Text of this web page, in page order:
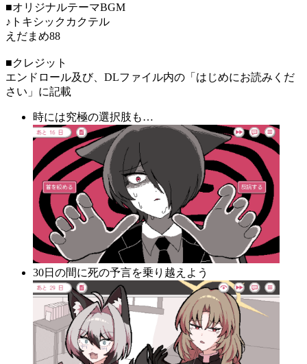
■オリジナルテーマBGM
♪トキシックカクテル
えだまめ88
■クレジット
エンドロール及び、DLファイル内の「はじめにお読みくだ
さい」に記載
時には究極の選択肢も…
30日の間に死の予言を乗り越えよう